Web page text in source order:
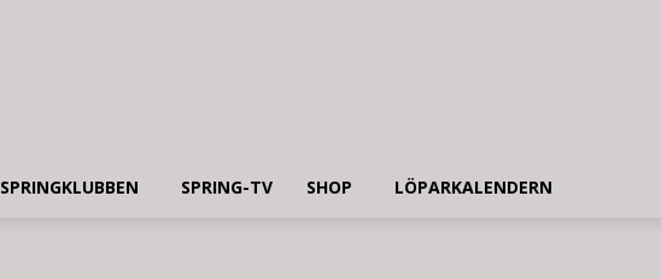
SPRINGKLUBBEN SPRING-TV SHOP LÖPARKALENDERN